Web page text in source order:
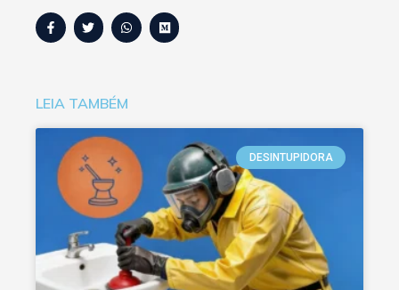
LEIA TAMBÉM
DESINTUPIDORA